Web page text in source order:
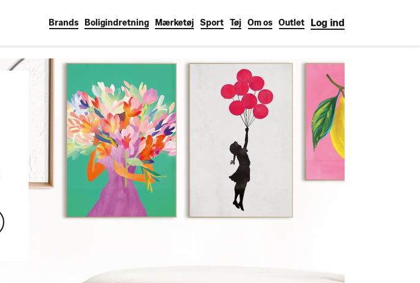
Brands Boligindretning Mærketøj Sport Tøj Om os Outlet Log ind